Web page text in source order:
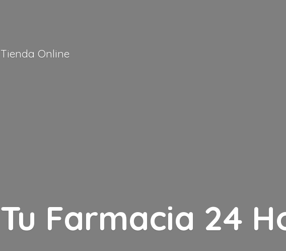
Tu Farmacia 24
Tienda Online